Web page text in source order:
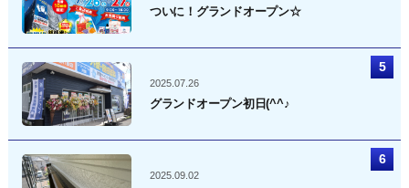
ついに！グランドオープン☆
2025.07.26
グランドオープン初日(^^♪
2025.09.02